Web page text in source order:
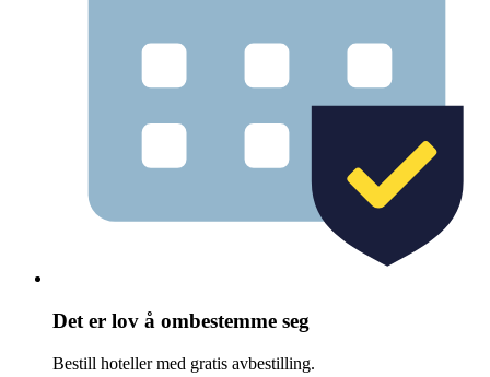
Det er lov å ombestemme seg
Bestill hoteller med gratis avbestilling.